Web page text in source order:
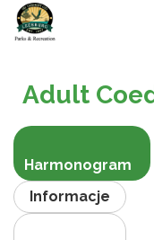
Adult
Harmonogram
Informacje